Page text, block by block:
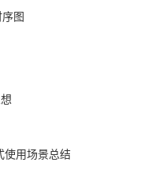
图
使用场景总结